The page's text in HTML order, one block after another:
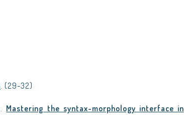
. (29-32)
Mastering the syntax-morphology interface in